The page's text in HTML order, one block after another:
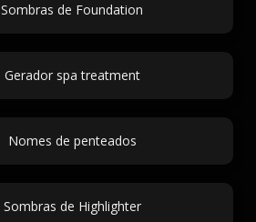
Sombras de Foundation
Gerador spa treatment
Nomes de penteados
Sombras de Highlighter